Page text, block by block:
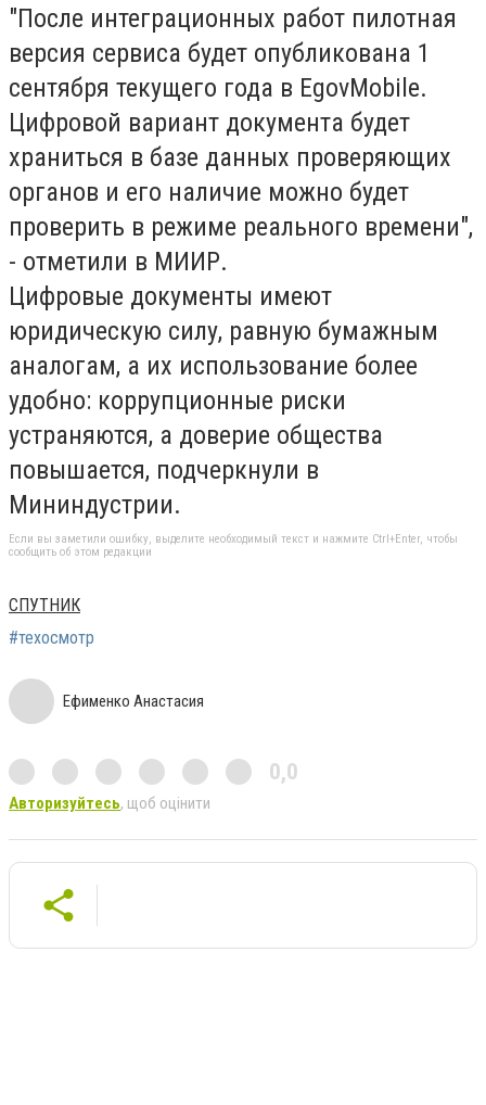
"После интеграционных работ пилотная
версия сервиса будет опубликована 1
сентября текущего года в EgovMobile.
Цифровой вариант документа будет
храниться в базе данных проверяющих
органов и его наличие можно будет
проверить в режиме реального времени",
- отметили в МИИР.
Цифровые документы имеют
юридическую силу, равную бумажным
аналогам, а их использование более
удобно: коррупционные риски
устраняются, а доверие общества
повышается, подчеркнули в
Мининдустрии.
Если вы заметили ошибку, выделите необходимый текст и нажмите Ctrl+Enter, чтобы
сообщить об этом редакции
СПУТНИК
#техосмотр
Ефименко Анастасия
0,0
Авторизуйтесь, щоб оцінити